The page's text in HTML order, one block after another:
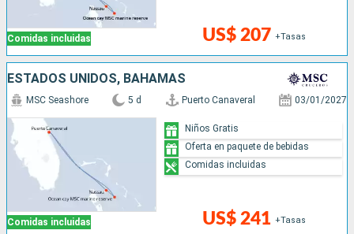
Comidas incluidas US$ 207 +Tasas
ESTADOS UNIDOS, BAHAMAS
Comidas incluidas
MSC Seashore 5 d Puerto Canaveral 03/01/2027
US$ 241 +Tasas
Niños Gratis
Oferta en paquete de bebidas
Comidas incluidas